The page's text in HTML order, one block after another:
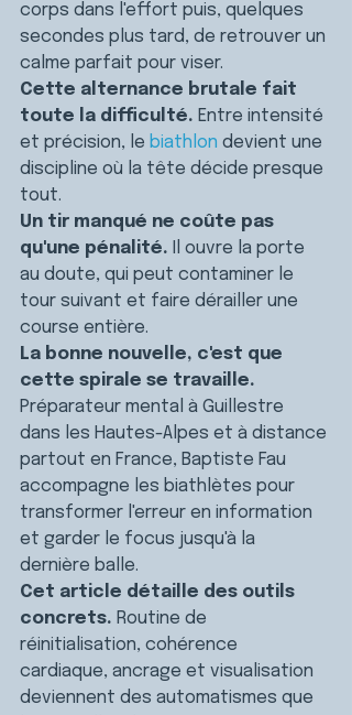
corps dans l'effort puis, quelques
secondes plus tard, de retrouver un
calme parfait pour viser.
Cette alternance brutale fait
toute la difficulté. Entre intensité
et précision, le biathlon devient une
discipline où la tête décide presque
tout.
Un tir manqué ne coûte pas
qu'une pénalité. Il ouvre la porte
au doute, qui peut contaminer le
tour suivant et faire dérailler une
course entière.
La bonne nouvelle, c'est que
cette spirale se travaille.
Préparateur mental à Guillestre
dans les Hautes-Alpes et à distance
partout en France, Baptiste Fau
accompagne les biathlètes pour
transformer l'erreur en information
et garder le focus jusqu'à la
dernière balle.
Cet article détaille des outils
concrets. Routine de
réinitialisation, cohérence
cardiaque, ancrage et visualisation
deviennent des automatismes que